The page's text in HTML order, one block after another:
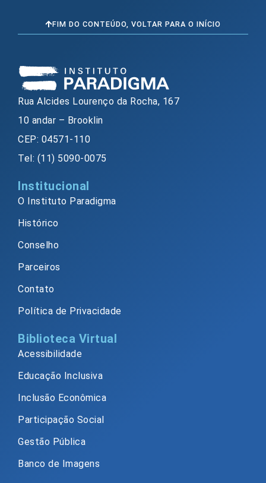
FIM DO CONTEÚDO, VOLTAR PARA O INÍCIO
Rua Alcides Lourenço da Rocha, 167
10 andar – Brooklin
CEP: 04571-110
Tel: (11) 5090-0075
Institucional
O Instituto Paradigma
Histórico
Conselho
Parceiros
Contato
Política de Privacidade
Biblioteca Virtual
Acessibilidade
Educação Inclusiva
Inclusão Econômica
Participação Social
Gestão Pública
Banco de Imagens